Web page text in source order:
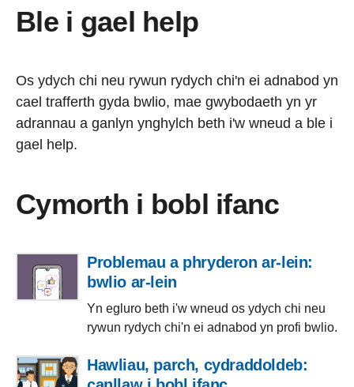
Ble i gael help
Os ydych chi neu rywun rydych chi'n ei adnabod yn
cael trafferth gyda bwlio, mae gwybodaeth yn yr
adrannau a ganlyn ynghylch beth i'w wneud a ble i
gael help.
Cymorth i bobl ifanc
Problemau a phryderon ar-lein:
bwlio ar-lein
Yn egluro beth i'w wneud os ydych chi neu
rywun rydych chi'n ei adnabod yn profi bwlio.
Hawliau, parch, cydraddoldeb: